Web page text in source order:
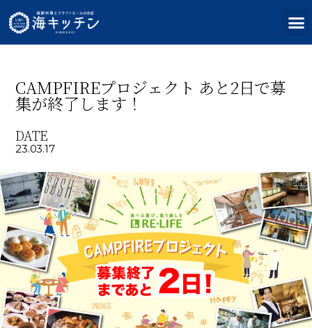
CAMPFIREプロジェクト あと2日で募
集が終了します！
DATE
23.03.17